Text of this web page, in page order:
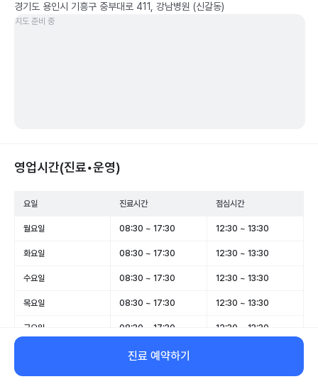
경기도 용인시 기흥구 중부대로 411, 강남병원 (신갈동)
지도 준비 중
영업시간(진료•운영)
요일 진료시간 점심시간
월요일 08:30 ~ 17:30 12:30 ~ 13:30
화요일 08:30 ~ 17:30 12:30 ~ 13:30
수요일 08:30 ~ 17:30 12:30 ~ 13:30
목요일 08:30 ~ 17:30 12:30 ~ 13:30
금요일 08:30 ~ 17:30 12:30 ~ 13:30
08:30 ~ 12:30
일요일 휴무 -
진료 예약하기